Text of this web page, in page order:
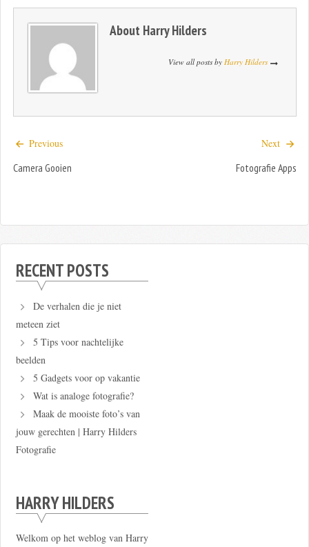
About Harry Hilders
View all posts by Harry Hilders
Previous
Camera Gooien
Next
Fotografie Apps
RECENT POSTS
De verhalen die je niet
meteen ziet
5 Tips voor nachtelijke
beelden
5 Gadgets voor op vakantie
Wat is analoge fotografie?
Maak de mooiste foto’s van
jouw gerechten | Harry Hilders
Fotografie
HARRY HILDERS
Welkom op het weblog van Harry